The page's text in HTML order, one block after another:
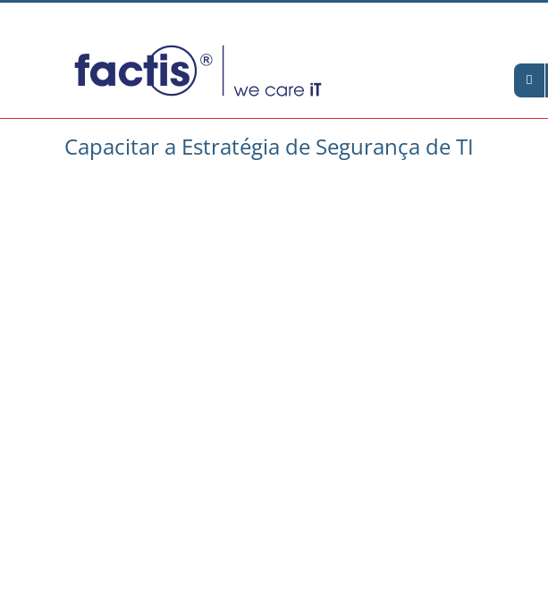
Capacitar a Estratégia de Segurança de TI